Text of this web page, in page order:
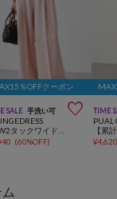
％OFFクーポン
SALE 手洗い可 
(60%OFF)
TIME
PUAL
¥